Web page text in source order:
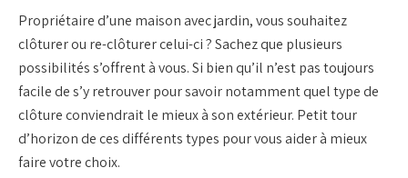
Propriétaire d’une maison avec jardin, vous souhaitez
clôturer ou re-clôturer celui-ci ? Sachez que plusieurs
possibilités s’offrent à vous. Si bien qu’il n’est pas toujours
facile de s’y retrouver pour savoir notamment quel type de
clôture conviendrait le mieux à son extérieur. Petit tour
d’horizon de ces différents types pour vous aider à mieux
faire votre choix.